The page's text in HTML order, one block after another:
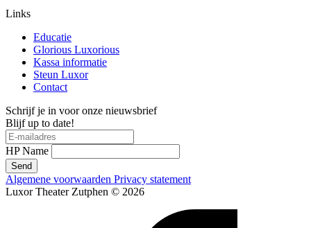
Links
Educatie
Glorious Luxorious
Kassa informatie
Steun Luxor
Contact
Schrijf je in voor onze nieuwsbrief
Blijf up to date!
HP Name
Send
Algemene voorwaarden Privacy statement
Luxor Theater Zutphen © 2026